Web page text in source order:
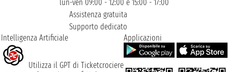
lun-ven 09:00 - 12:00 e 15:00 - 17:00
Assistenza gratuita
Supporto dedicato
Intelligenza Artificiale
Utilizza il GPT di Ticketcrociere
Applicazioni